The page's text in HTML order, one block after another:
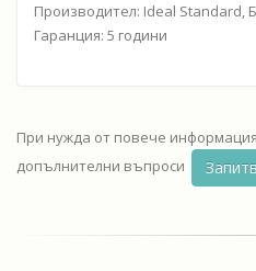
Производител: Ideal Standard,
Гаранция: 5 години
При нужда от повече
допълнителни въпроси